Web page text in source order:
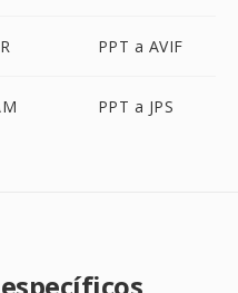
PPT a AVIF
PPT a JPS